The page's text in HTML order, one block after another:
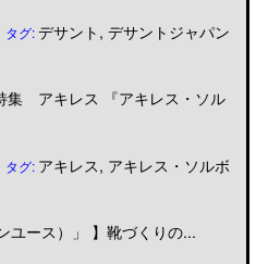
タグ:デサント ,デサントジャパン
集 アキレス 『アキレス・ソル
タグ: アキレス, アキレス・ソルボ
ユース）」 】靴づくりの...